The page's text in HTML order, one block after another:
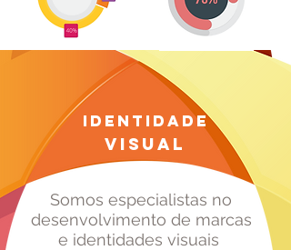
Identidade
Visual
Somos especialistas no
desenvolvimento de marcas
e identidades visuais